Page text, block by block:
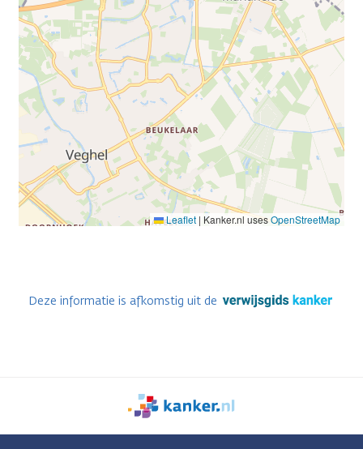
Leaflet | Kanker.nl usesOpenStreetMap
Deze informatie is afkomstig uit de
We
zijn